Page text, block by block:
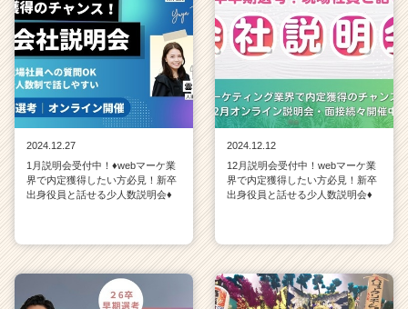
2024.12.27
1月説明会受付中！♦webマーケ業
界で内定獲得したい方必見！新卒
出身役員と話せる少人数説明会♦
2024.12.12
12月説明会受付中！webマーケ業
界で内定獲得したい方必見！新卒
出身役員と話せる少人数説明会♦